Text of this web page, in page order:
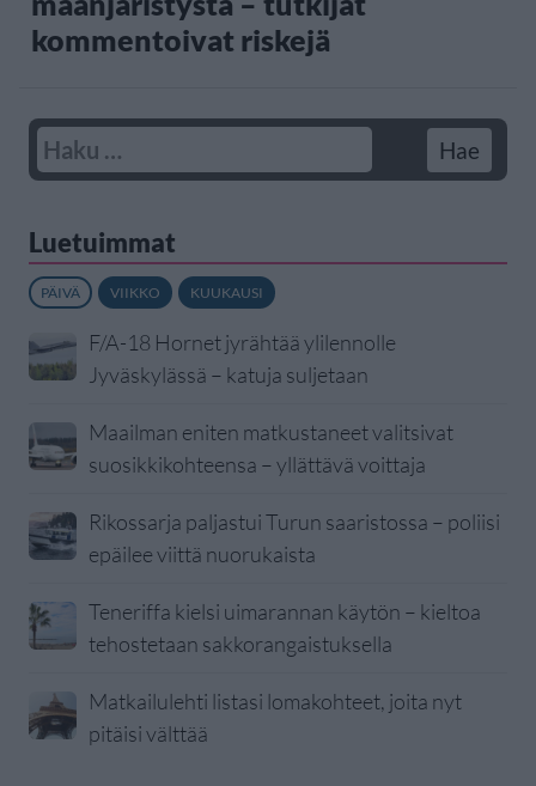
kommentoivat riskejä
Luetuimmat
PÄIVÄ VIIKKO KUUKAUSI
F/A-18 Hornet jyrähtää ylilennolle
Jyväskylässä – katuja suljetaan
Maailman eniten matkustaneet valitsivat
suosikkikohteensa – yllättävä voittaja
Rikossarja paljastui Turun saaristossa – poliisi
epäilee viittä nuorukaista
Teneriffa kielsi uimarannan käytön – kieltoa
tehostetaan sakkorangaistuksella
Matkailulehti listasi lomakohteet, joita nyt
pitäisi välttää